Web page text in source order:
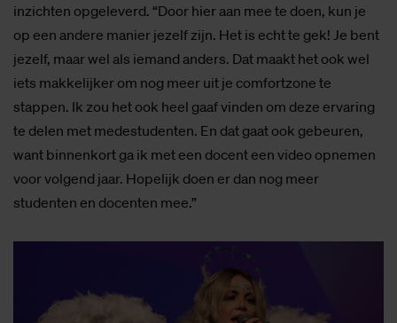
inzichten opgeleverd. “Door hier aan mee te doen, kun je
op een andere manier jezelf zijn. Het is echt te gek! Je bent
jezelf, maar wel als iemand anders. Dat maakt het ook wel
iets makkelijker om nog meer uit je comfortzone te
stappen. Ik zou het ook heel gaaf vinden om deze ervaring
te delen met medestudenten. En dat gaat ook gebeuren,
want binnenkort ga ik met een docent een video opnemen
voor volgend jaar. Hopelijk doen er dan nog meer
studenten en docenten mee.”